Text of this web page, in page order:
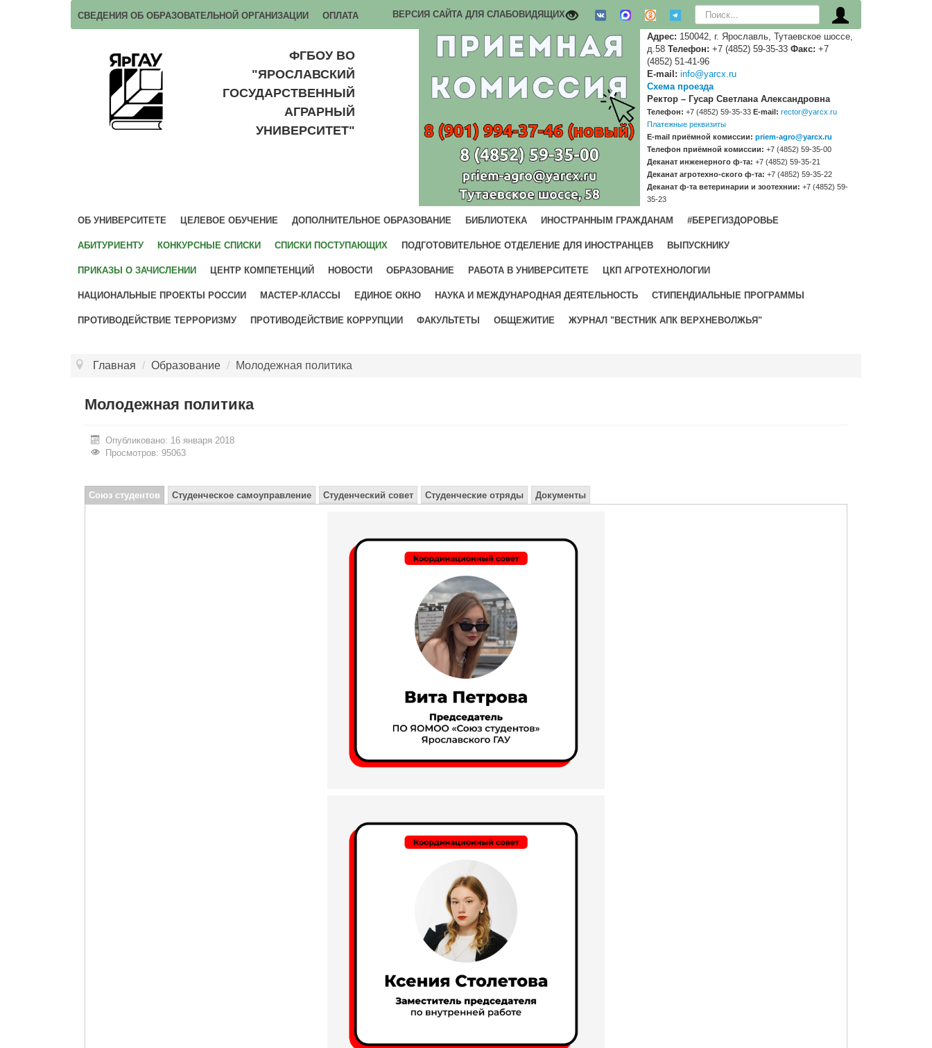
СВЕДЕНИЯ ОБ ОБРАЗОВАТЕЛЬНОЙ ОРГАНИЗАЦИИ ОПЛАТА ВЕРСИЯ САЙТА ДЛЯ СЛАБОВИДЯЩИХ Искать...
ФГБОУ ВО
"ЯРОСЛАВСКИЙ
ГОСУДАРСТВЕННЫЙ
АГРАРНЫЙ
УНИВЕРСИТЕТ"
Адрес: 150042, г. Ярославль, Тутаевское шоссе,
д.58 Телефон: +7 (4852) 59-35-33 Факс: +7
(4852) 51-41-96
E-mail: info@yarcx.ru
Схема проезда
Ректор – Гусар Светлана Александровна
Телефон: +7 (4852) 59-35-33 E-mail: rector@yarcx.ru
Платежные реквизиты
E-mail приёмной комиссии: priem-agro@yarcx.ru
Телефон приёмной комиссии: +7 (4852) 59-35-00
Деканат инженерного ф-та: +7 (4852) 59-35-21
Деканат агротехно-ского ф-та: +7 (4852) 59-35-22
Деканат ф-та ветеринарии и зоотехнии: +7 (4852) 59-
35-23
ОБ УНИВЕРСИТЕТЕ ЦЕЛЕВОЕ ОБУЧЕНИЕ ДОПОЛНИТЕЛЬНОЕ ОБРАЗОВАНИЕ БИБЛИОТЕКА ИНОСТРАННЫМ ГРАЖДАНАМ #БЕРЕГИЗДОРОВЬЕ
АБИТУРИЕНТУ КОНКУРСНЫЕ СПИСКИ СПИСКИ ПОСТУПАЮЩИХ ПОДГОТОВИТЕЛЬНОЕ ОТДЕЛЕНИЕ ДЛЯ ИНОСТРАНЦЕВ ВЫПУСКНИКУ
ПРИКАЗЫ О ЗАЧИСЛЕНИИ ЦЕНТР КОМПЕТЕНЦИЙ НОВОСТИ ОБРАЗОВАНИЕ РАБОТА В УНИВЕРСИТЕТЕ ЦКП АГРОТЕХНОЛОГИИ
НАЦИОНАЛЬНЫЕ ПРОЕКТЫ РОССИИ МАСТЕР-КЛАССЫ ЕДИНОЕ ОКНО НАУКА И МЕЖДУНАРОДНАЯ ДЕЯТЕЛЬНОСТЬ СТИПЕНДИАЛЬНЫЕ ПРОГРАММЫ
ПРОТИВОДЕЙСТВИЕ ТЕРРОРИЗМУ ПРОТИВОДЕЙСТВИЕ КОРРУПЦИИ ФАКУЛЬТЕТЫ ОБЩЕЖИТИЕ ЖУРНАЛ "ВЕСТНИК АПК ВЕРХНЕВОЛЖЬЯ"
Главная / Образование / Молодежная политика
Молодежная политика
Опубликовано: 16 января 2018
Просмотров: 95063
Союз студентов Студенческое самоуправление Студенческий совет Студенческие отряды Документы